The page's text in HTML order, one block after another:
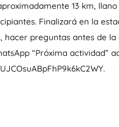
13 km,
Finalizará en la
hacer preguntas antes de
“Próxima actividad”